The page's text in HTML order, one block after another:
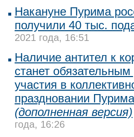
Накануне Пурима
получили 40 тыс.
2021 года, 16:51
Наличие антител к
станет
участия в
праздновании
(дополненная версия)
года, 16:26